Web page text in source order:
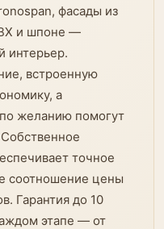
фасады из
и шпоне —
интерьер.
встроенную
а
желанию помогут
точное
соотношение цены
Гарантия до 10
этапе — от